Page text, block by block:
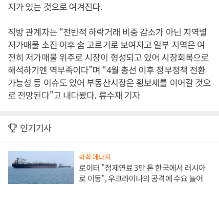
지가 있는 것으로 여겨진다.
직방 관계자는 “전반적 하락거래 비중 감소가 아닌 지역별
저가매물 소진 이후 숨 고르기로 보여지고 일부 지역은 여
전히 저가매물 위주로 시장이 형성되고 있어 시장회복으로
해석하기엔 역부족이다”며 “4월 총선 이후 정부정책 전환
가능성 등 이슈도 있어 부동산시장은 횡보세를 이어갈 것으
로 전망된다”고 내다봤다. 류수재 기자
인기기사
화학·에너지
로이터 "정제연료 3만 톤 한국에서 러시아
로 이동", 우크라이나의 공격에 수요 늘어